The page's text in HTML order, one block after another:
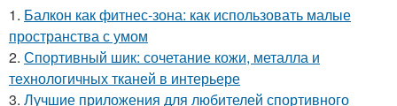
1. Балкон как фитнес-зона: как использовать малые
пространства с умом
2. Спортивный шик: сочетание кожи, металла и
технологичных тканей в интерьере
3. Лучшие приложения для любителей спортивного